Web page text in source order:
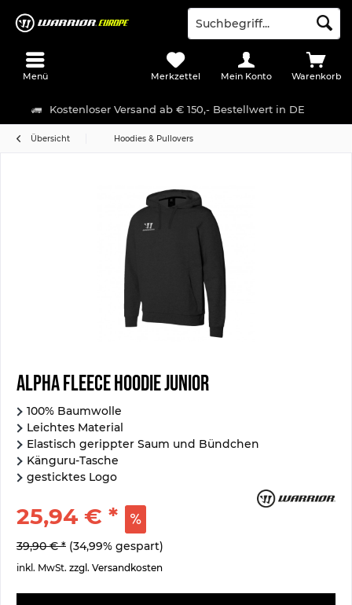
Kostenloser Versand ab € 150,- Bestellwert in DE
Menü Warenkorb
Merkzettel Mein Konto
Übersicht Hoodies & Pullovers
Alpha Fleece Hoodie Junior
100% Baumwolle
Leichtes Material
Elastisch gerippter Saum und Bündchen
Känguru-Tasche
gesticktes Logo
25,94 € *
39,90 € * (34,99% gespart)
inkl. MwSt. zzgl. Versandkosten